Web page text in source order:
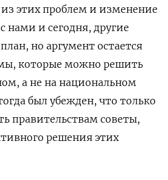
этих проблем и изменение
нами и сегодня, другие
но аргумент остается
которые можно решить
а не на национальном
был убежден, что только
правительствам советы,
решения этих